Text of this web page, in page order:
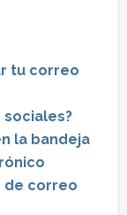
tu correo
la bandeja
de correo